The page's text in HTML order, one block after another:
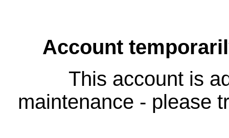
Account
This account is
maintenance - please